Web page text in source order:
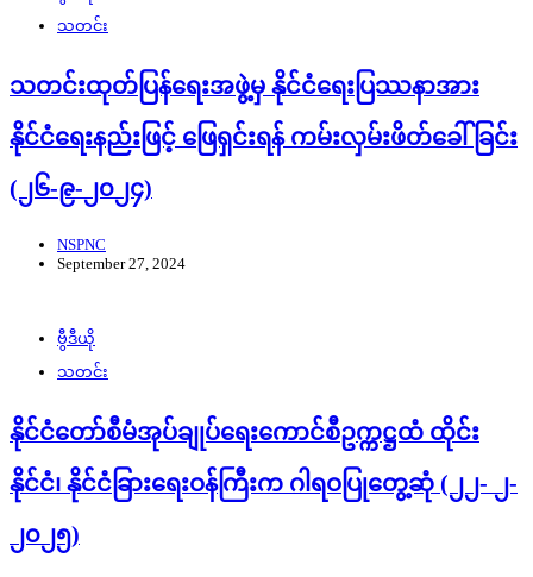
သတင်း
သတင်းထုတ်ပြန်ရေးအဖွဲ့မှ နိုင်ငံရေးပြဿနာအား
နိုင်ငံရေးနည်းဖြင့် ဖြေရှင်းရန် ကမ်းလှမ်းဖိတ်ခေါ်ခြင်း
(၂၆-၉-၂၀၂၄)
NSPNC
September 27, 2024
ဗွီဒီယို
သတင်း
နိုင်ငံတော်စီမံအုပ်ချုပ်ရေးကောင်စီဥက္ကဋ္ဌထံ ထိုင်း
နိုင်ငံ၊ နိုင်ငံခြားရေးဝန်ကြီးက ဂါရဝပြုတွေ့ဆုံ (၂၂- ၂-
၂၀၂၅)